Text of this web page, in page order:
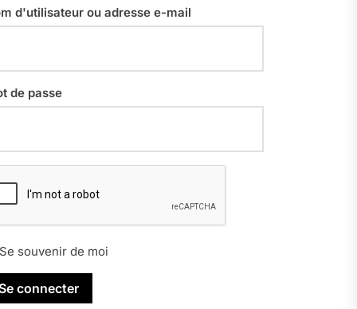
d'utilisateur ou adresse e-mail
de passe
Se souvenir de moi